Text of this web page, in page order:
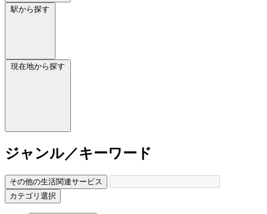
駅から探す
現在地から探す
ジャンル／キーワード
その他の生活関連サービス
カテゴリ選択